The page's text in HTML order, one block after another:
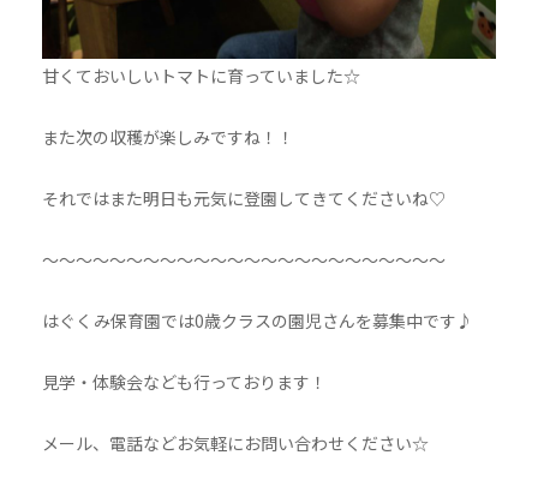
甘くておいしいトマトに育っていました☆
また次の収穫が楽しみですね！！
それではまた明日も元気に登園してきてくださいね♡
～～～～～～～～～～～～～～～～～～～～～～～～
はぐくみ保育園では0歳クラスの園児さんを募集中です♪
見学・体験会なども行っております！
メール、電話などお気軽にお問い合わせください☆